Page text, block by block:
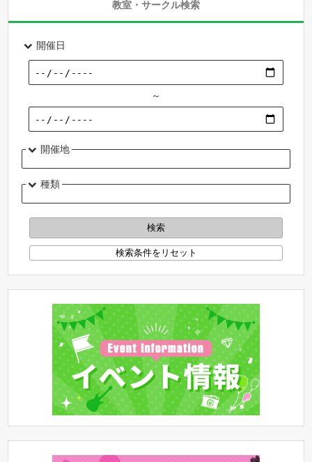
教室・サークル検索
開催日
～
開催地
種類